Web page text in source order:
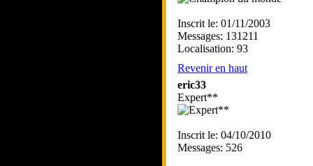
Inscrit le: 01/11/2003
Messages: 131211
Localisation: 93
Revenir en haut
eric33
Expert**
Inscrit le: 04/10/2010
Messages: 526